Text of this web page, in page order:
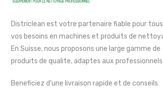
Districlean est votre partenaire fiable pour tous
vos besoins en machines et produits de
En Suisse, nous proposons une large gamme de
produits de qualite, adaptes aux professionnels.
Beneficiez d'une livraison rapide et de conseils